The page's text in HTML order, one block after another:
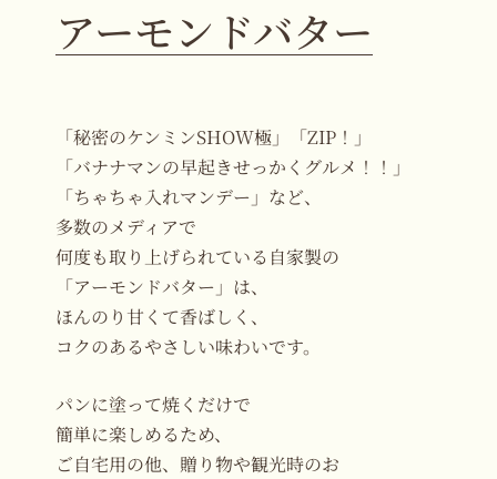
アーモンドバター
「秘密のケンミンSHOW極」「ZIP！」
「バナナマンの早起きせっかくグルメ！！」
「ちゃちゃ入れマンデー」など、
多数のメディアで
何度も取り上げられている自家製の
「アーモンドバター」は、
ほんのり甘くて香ばしく、
コクのあるやさしい味わいです。
パンに塗って焼くだけで
簡単に楽しめるため、
ご自宅用の他、贈り物や観光時のお